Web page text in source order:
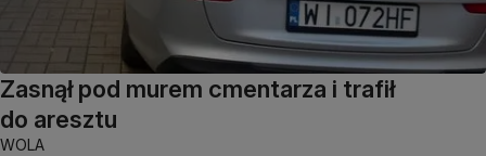
Zasnął pod murem cmentarza i trafił
do aresztu
WOLA